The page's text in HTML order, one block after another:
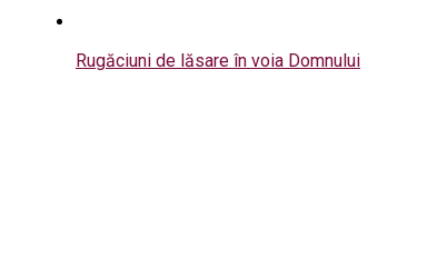
Rugăciuni de lăsare în voia Domnului